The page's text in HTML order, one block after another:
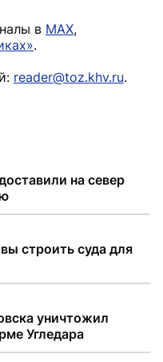
в MAX,
.
reader@toz.khv.ru.
на север
строить суда для
уничтожил
Угледара